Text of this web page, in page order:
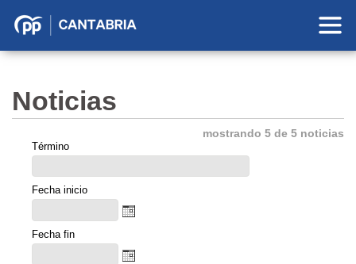
Partido
Cantabria
Noticias
mostrando 5 de 5 noticias
Término
Fecha inicio
Fecha fin